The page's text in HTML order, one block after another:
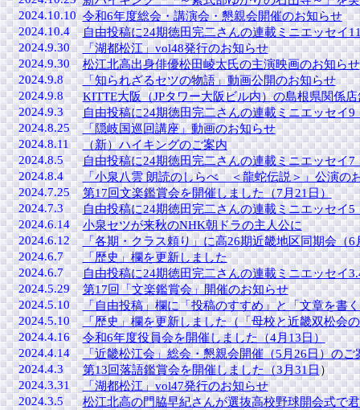
2024.10.10 令和6年度総会・講演会・懇親会開催のお知らせ
2024.10.4
自由投稿に24期徳田完二さんの連載ミニエッセイ
2024.9.30
「湖都松江」vol48発行のお知らせ
2024.9.30
松江北高出身俳優松田崚太氏の主演映画のお知らせ
2024.9.8
「知られざるセツの物語」動画公開のお知らせ
2024.9.8
KITTE大阪（JPタワー大阪ビル内）の島根県関係
2024.9.3
自由投稿に24期徳田完二さんの連載ミニエッセイ9
2024.8.25
「隠岐国巡回講座」動画のお知らせ
2024.8.11
（新）ハイキングのご案内
2024.8.5
自由投稿に24期徳田完二さんの連載ミニエッセイ7
2024.8.4
「小泉八雲 朗読のしらべ ＜龍蛇伝説＞」公演の
2024.7.25
第17回文楽鑑賞会を開催しました（7月21日）
2024.7.3
自由投稿に24期徳田完二さんの連載ミニエッセイ5
2024.6.14
小泉セツが来秋のNHK朝ドラの主人公に
2024.6.12
「各期・クラス頼り」に高26期近畿地区同期会（
2024.6.7
「歴史」欄を更新しました
2024.6.7
自由投稿に24期徳田完二さんの連載ミニエッセイ
2024.5.29
第17回「文楽鑑賞会」開催のお知らせ
2024.5.10
「自由投稿」欄に「投稿のすすめ」と「文章を書
2024.5.10
「歴史」欄を更新しました（「母校と近畿双松会
2024.4.16
令和6年度役員会を開催しました（4月13日）
2024.4.14
「近畿松江会」総会・懇親会開催（5月26日）のご
2024.4.3
第13回落語鑑賞会を開催しました（3月31日 ）
2024.3.31
「湖都松江」vol47発行のお知らせ
2024.3.5
松江北高の門脇早紀さんが選抜高校野球開会式で